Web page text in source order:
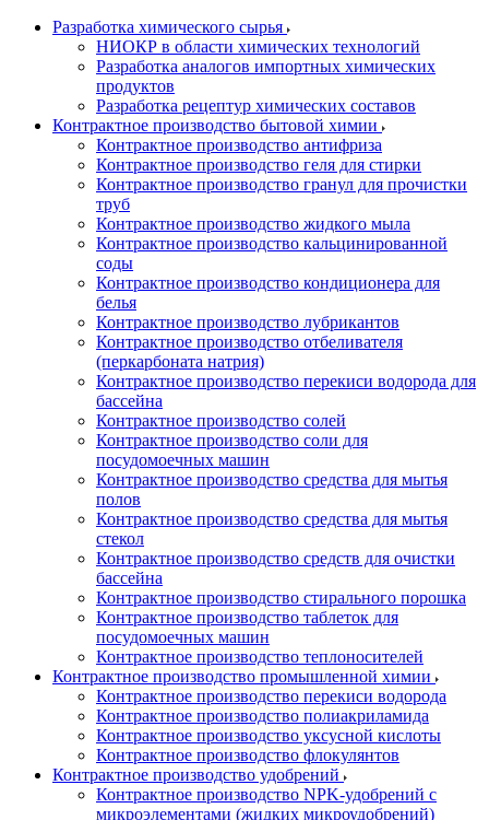
Разработка химического сырья
НИОКР в области химических технологий
Разработка аналогов импортных химических
продуктов
Разработка рецептур химических составов
Контрактное производство бытовой химии
Контрактное производство антифриза
Контрактное производство геля для стирки
Контрактное производство гранул для прочистки
труб
Контрактное производство жидкого мыла
Контрактное производство кальцинированной
соды
Контрактное производство кондиционера для
белья
Контрактное производство лубрикантов
Контрактное производство отбеливателя
(перкарбоната натрия)
Контрактное производство перекиси водорода для
бассейна
Контрактное производство солей
Контрактное производство соли для
посудомоечных машин
Контрактное производство средства для мытья
полов
Контрактное производство средства для мытья
стекол
Контрактное производство средств для очистки
бассейна
Контрактное производство стирального порошка
Контрактное производство таблеток для
посудомоечных машин
Контрактное производство теплоносителей
Контрактное производство промышленной химии
Контрактное производство перекиси водорода
Контрактное производство полиакриламида
Контрактное производство уксусной кислоты
Контрактное производство флокулянтов
Контрактное производство удобрений
Контрактное производство NPK-удобрений с
микроэлементами (жидких микроудобрений)